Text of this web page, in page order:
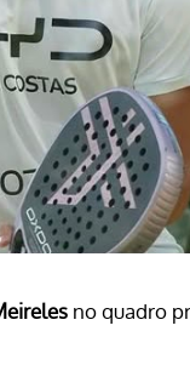
no quadro